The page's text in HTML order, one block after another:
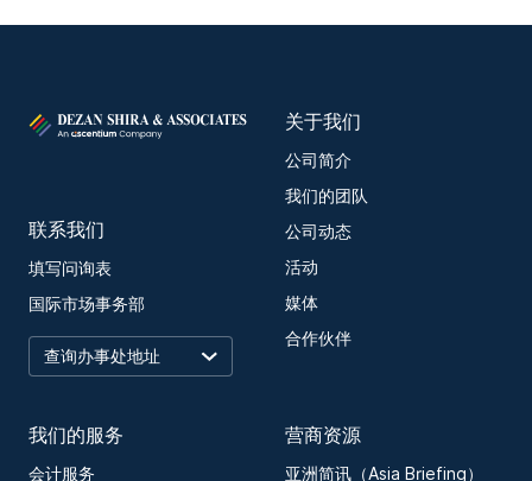
联系我们
填写问询表
国际市场事务部
关于我们
公司简介
我们的团队
公司动态
活动
媒体
合作伙伴
我们的服务
会计服务
营商资源
亚洲简讯（Asia Briefing）